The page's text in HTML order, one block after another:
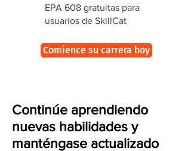
EPA 608 gratuitas para
usuarios de SkillCat
Comience su carrera hoy
Continúe aprendiendo
nuevas habilidades y
manténgase actualizado